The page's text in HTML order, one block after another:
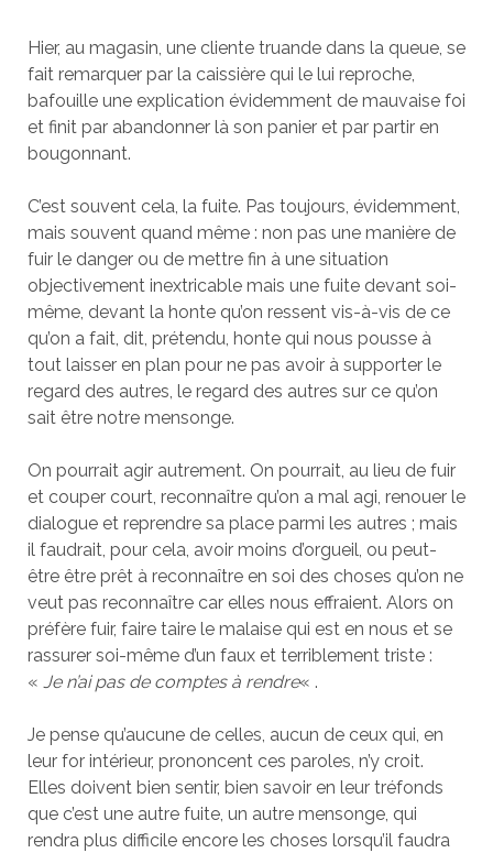
Hier, au magasin, une cliente truande dans la queue, se
fait remarquer par la caissière qui le lui reproche,
bafouille une explication évidemment de mauvaise foi
et finit par abandonner là son panier et par partir en
bougonnant.
C’est souvent cela, la fuite. Pas toujours, évidemment,
mais souvent quand même : non pas une manière de
fuir le danger ou de mettre fin à une situation
objectivement inextricable mais une fuite devant soi-
même, devant la honte qu’on ressent vis-à-vis de ce
qu’on a fait, dit, prétendu, honte qui nous pousse à
tout laisser en plan pour ne pas avoir à supporter le
regard des autres, le regard des autres sur ce qu’on
sait être notre mensonge.
On pourrait agir autrement. On pourrait, au lieu de fuir
et couper court, reconnaître qu’on a mal agi, renouer le
dialogue et reprendre sa place parmi les autres ; mais
il faudrait, pour cela, avoir moins d’orgueil, ou peut-
être être prêt à reconnaître en soi des choses qu’on ne
veut pas reconnaître car elles nous effraient. Alors on
préfère fuir, faire taire le malaise qui est en nous et se
rassurer soi-même d’un faux et terriblement triste :
« Je n’ai pas de comptes à rendre« .
Je pense qu’aucune de celles, aucun de ceux qui, en
leur for intérieur, prononcent ces paroles, n’y croit.
Elles doivent bien sentir, bien savoir en leur tréfonds
que c’est une autre fuite, un autre mensonge, qui
rendra plus difficile encore les choses lorsqu’il faudra